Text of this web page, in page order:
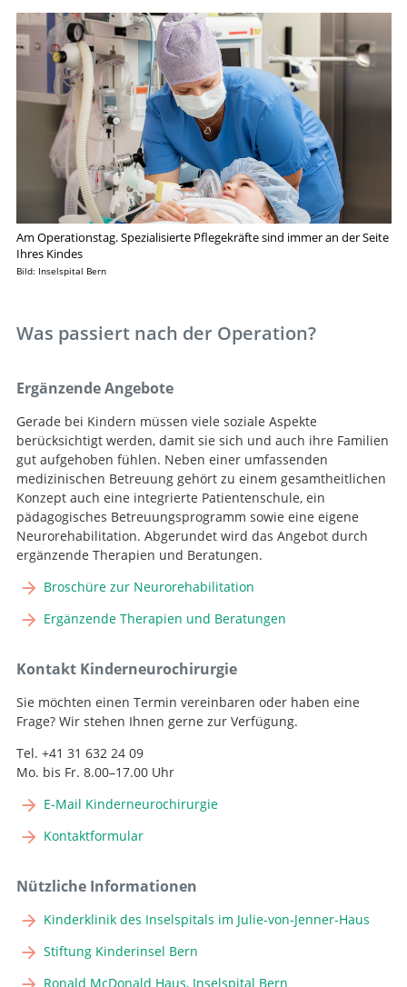
Am Operationstag. Spezialisierte Pflegekräfte sind immer an der Seite
Ihres Kindes
Bild: Inselspital Bern
Was passiert nach der Operation?
Ergänzende Angebote
Gerade bei Kindern müssen viele soziale Aspekte
berücksichtigt werden, damit sie sich und auch ihre Familien
gut aufgehoben fühlen. Neben einer umfassenden
medizinischen Betreuung gehört zu einem gesamtheitlichen
Konzept auch eine integrierte Patientenschule, ein
pädagogisches Betreuungsprogramm sowie eine eigene
Neurorehabilitation. Abgerundet wird das Angebot durch
ergänzende Therapien und Beratungen.
Broschüre zur Neurorehabilitation
Ergänzende Therapien und Beratungen
Kontakt Kinderneurochirurgie
Sie möchten einen Termin vereinbaren oder haben eine
Frage? Wir stehen Ihnen gerne zur Verfügung.
Tel. +41 31 632 24 09
Mo. bis Fr. 8.00–17.00 Uhr
E-Mail Kinderneurochirurgie
Kontaktformular
Nützliche Informationen
Kinderklinik des Inselspitals im Julie-von-Jenner-Haus
Stiftung Kinderinsel Bern
Ronald McDonald Haus, Inselspital Bern